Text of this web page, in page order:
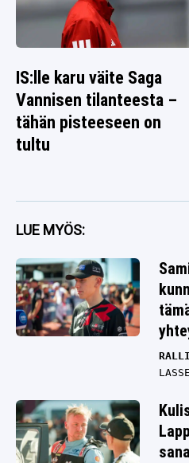
IS:lle karu väite Saga
Vannisen tilanteesta –
tähän pisteeseen on
tultu
LUE MYÖS:
RALLI